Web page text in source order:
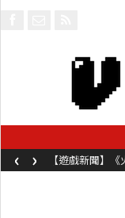
【遊戲新聞】
容同時系舊作限
‹ ›